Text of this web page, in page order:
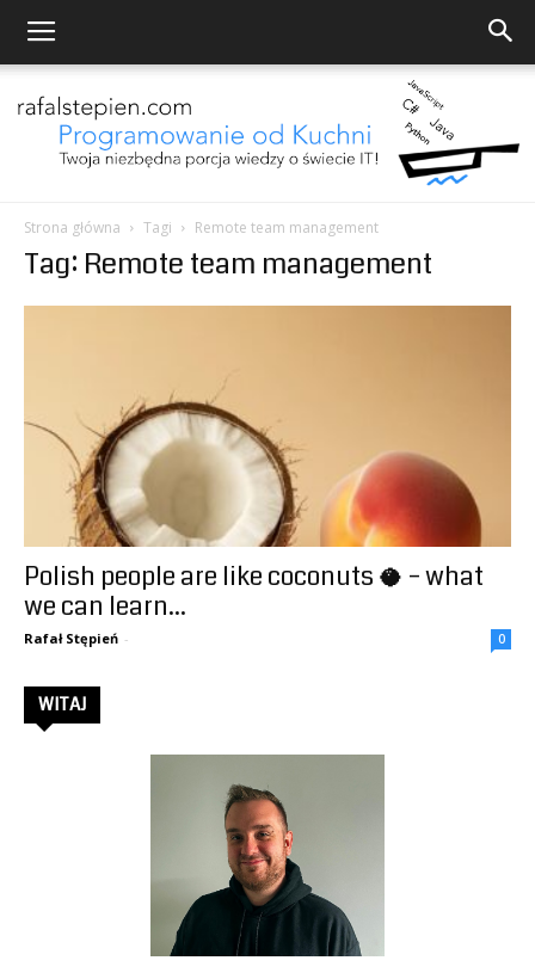
Programowanie
Kuchni
–
Stępień
Strona główna Tagi Remote team management
Tag: Remote team management
Polish people are like coconuts 🥥 – what
we can learn...
Rafał Stępień - 0
WITAJ